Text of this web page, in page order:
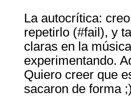
La autocrítica:
repetirlo (#fail), y
claras en la
experimentando.
Quiero creer que
sacaron de forma ;)